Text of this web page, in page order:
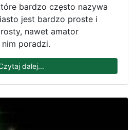
bardzo często nazywa
jest bardzo proste i
nawet amator
poradzi.
dalej...